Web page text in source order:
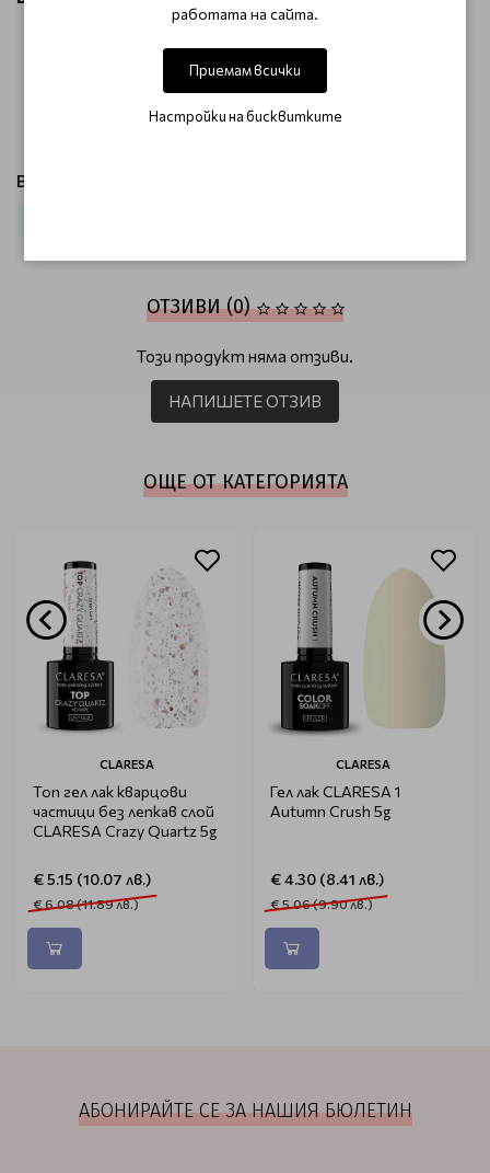
UV LED 9 W лампа - 2 x 45 сек.
лампа UV LED 48 W - 30 сек.
лампа UV LED 60 W - 15 сек.
Виж продукти от категория:
ОТЗИВИ (0)
Този продукт няма отзиви.
НАПИШЕТЕ ОТЗИВ
ОЩЕ ОТ КАТЕГОРИЯТА
CLARESA
Топ гел лак кварцови
частици без лепкав слой
CLARESA Crazy Quartz 5g
€ 5.15 (10.07 лв.)
€ 6.08 (11.89 лв.)
CLARESA
Гел лак CLARESA 1
Autumn Crush 5g
€ 4.30 (8.41 лв.)
€ 5.06 (9.90 лв.)
АБОНИРАЙТЕ СЕ ЗА НАШИЯ БЮЛЕТИН
работата на сайта.
Приемам всички
Настройки на бисквитките